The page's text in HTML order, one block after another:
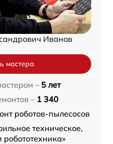
Иванов
мастера
– 5 лет
– 1 340
роботов-пылесосов
техническое,